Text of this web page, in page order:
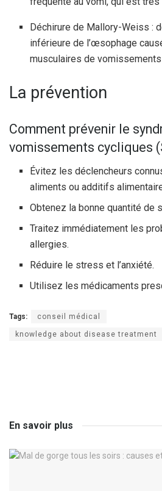
Déchirure de Mallory-Weiss :
inférieure de l’œsophage
musculaires de
La prévention
Comment prévenir le
vomissements cycliques
Évitez les déclencheurs
aliments ou additifs
Obtenez la bonne quantité de
Traitez immédiatement les
allergies.
Réduire le stress et l’anxiété.
Utilisez les médicaments
Tags: conseil médical
knowledge about disease treatment
En savoir plus